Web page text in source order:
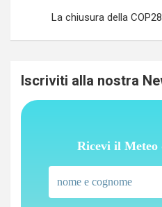
La chiusura della
Iscriviti alla nostra
Ricevi il Meteo